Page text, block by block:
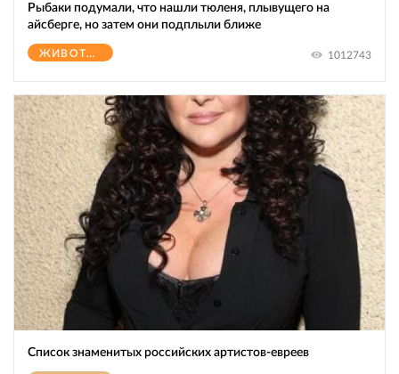
Рыбаки подумали, что нашли тюленя, плывущего на
айсберге, но затем они подплыли ближе
ЖИВОТНЫЕ 1012743
Список знаменитых российских артистов-евреев